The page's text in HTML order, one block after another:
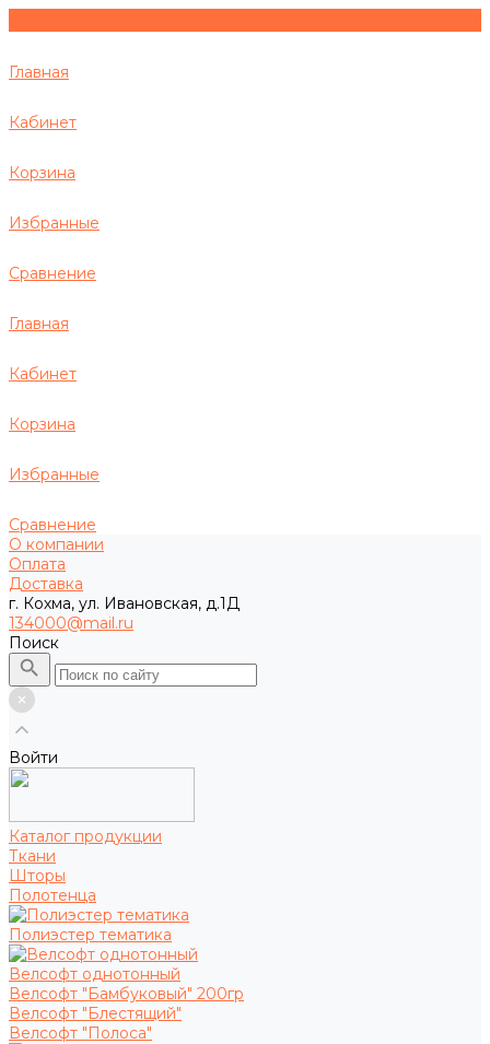
Главная
Кабинет
Корзина
Избранные
Сравнение
Главная
Кабинет
Корзина
Избранные
Сравнение
О компании
Оплата
Доставка
г. Кохма, ул. Ивановская, д.1Д
134000@mail.ru
Поиск
Войти
Каталог продукции
Ткани
Шторы
Полотенца
Полиэстер тематика
Велсофт однотонный
Велсофт "Бамбуковый" 200гр
Велсофт "Блестящий"
Велсофт "Полоса"